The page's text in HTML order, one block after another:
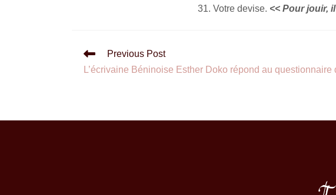
Votre devise. << Pour jouir,
Previous Post
L’écrivaine Béninoise Esther Doko répond au questionnaire